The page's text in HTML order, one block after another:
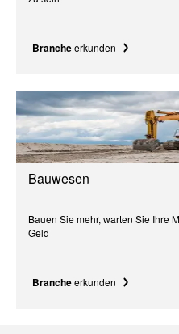
Brancheerkunden
Bauwesen
Bauen Sie mehr, warten Sie Ihre
Geld
Brancheerkunden